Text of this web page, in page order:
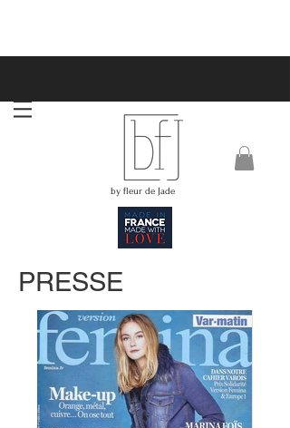
by fleur de Jade
PRESSE